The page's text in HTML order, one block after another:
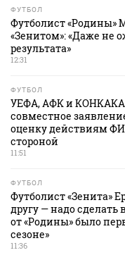
ФУТБОЛ
Футболист «Родины»
«Зенитом»: «Даже не
результата»
12:31
ФУТБОЛ
УЕФА, АФК и
совместное
оценку действиям
стороной
11:51
ФУТБОЛ
Футболист «Зенита»
другу — надо сделать
от «Родины» было
сезоне»
11:36